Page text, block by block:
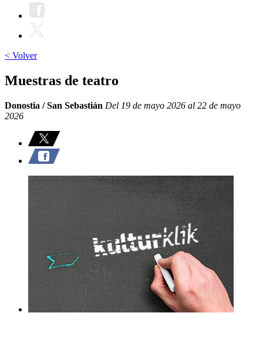
< Volver
Muestras de teatro
Donostia / San Sebastián Del 19 de mayo 2026 al 22 de mayo
2026